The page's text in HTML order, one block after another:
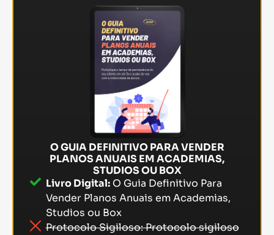
O GUIA DEFINITIVO PARA VENDER
PLANOS ANUAIS EM ACADEMIAS,
STUDIOS OU BOX
Livro Digital:O Guia Definitivo Para
Vender Planos Anuais em Academias,
Studios ou Box
Protocolo Sigiloso: Protocolo sigiloso